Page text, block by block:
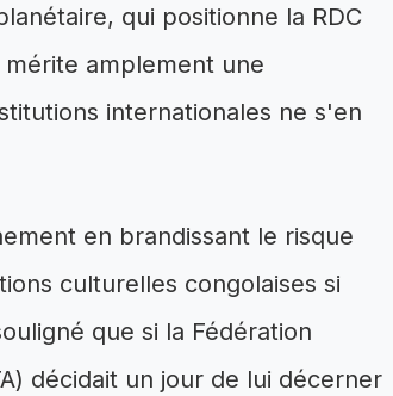
qui positionne la RDC
amplement une
internationales ne s'en
en brandissant le risque
culturelles congolaises si
que si la Fédération
décidait un jour de lui décerner